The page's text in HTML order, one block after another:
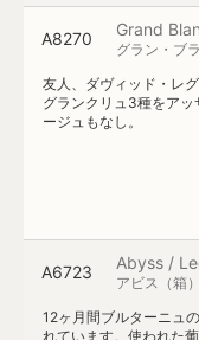
A8270 Grand
グラン・ブ
友人、ダヴィッド・レ
グランクリュ3種をア
ージュもなし。
A6723 Abyss /
アビス（箱
12ヶ月間ブルターニュ
れています。使われた